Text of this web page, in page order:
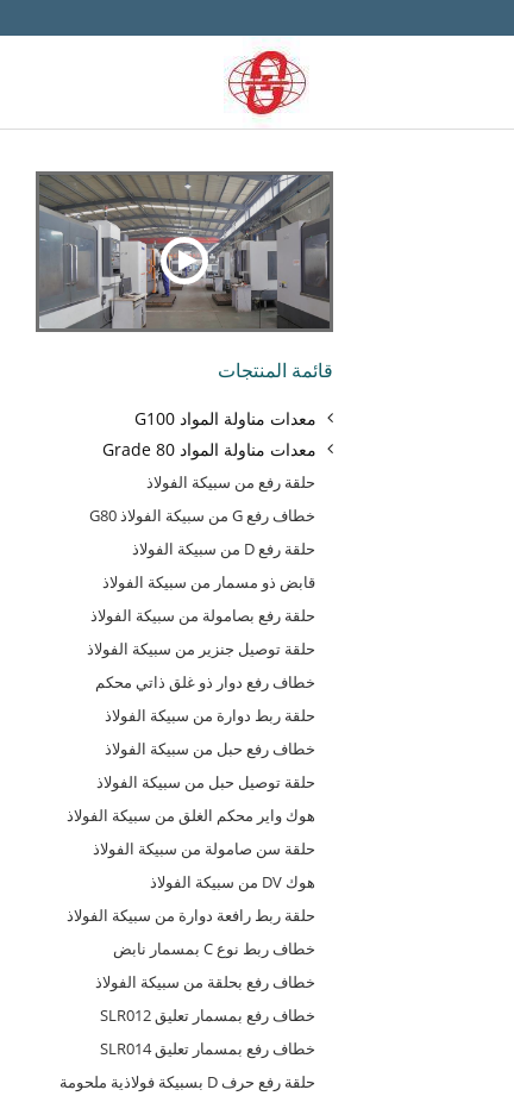
قائمة المنتجات
معدات مناولة المواد G100
معدات مناولة المواد Grade 80
حلقة رفع من سبيكة الفولاذ
خطاف رفع G من سبيكة الفولاذ G80
حلقة رفع D من سبيكة الفولاذ
قابض ذو مسمار من سبيكة الفولاذ
حلقة رفع بصامولة من سبيكة الفولاذ
حلقة توصيل جنزير من سبيكة الفولاذ
خطاف رفع دوار ذو غلق ذاتي محكم
حلقة ربط دوارة من سبيكة الفولاذ
خطاف رفع حبل من سبيكة الفولاذ
حلقة توصيل حبل من سبيكة الفولاذ
هوك واير محكم الغلق من سبيكة الفولاذ
حلقة سن صامولة من سبيكة الفولاذ
هوك DV من سبيكة الفولاذ
حلقة ربط رافعة دوارة من سبيكة الفولاذ
خطاف ربط نوع C بمسمار نابض
خطاف رفع بحلقة من سبيكة الفولاذ
خطاف رفع بمسمار تعليق SLR012
خطاف رفع بمسمار تعليق SLR014
حلقة رفع حرف D بسبيكة فولاذية ملحومة